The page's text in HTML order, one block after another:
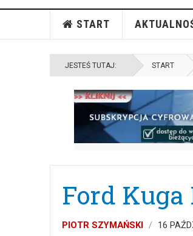
START
JESTEŚ TUTAJ: START
Ford Kuga
PIOTR SZYMAŃSKI 16